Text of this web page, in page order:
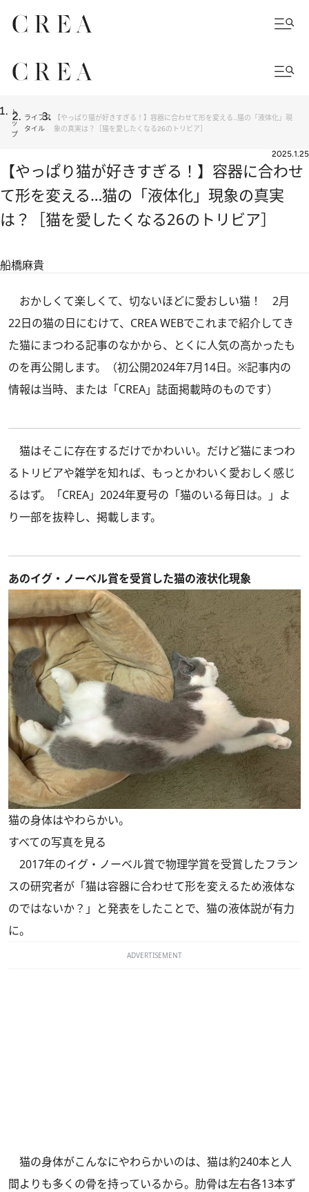
ト
ッ
プ
ライフス
タイル
【やっぱり猫が好きすぎる！】容器に合わせて形を変える…猫の「液体化」現
象の真実は？［猫を愛したくなる26のトリビア］
2025.1.25
【やっぱり猫が好きすぎる！】容器に合わせ
て形を変える…猫の「液体化」現象の真実
は？［猫を愛したくなる26のトリビア］
船橋麻貴
おかしくて楽しくて、切ないほどに愛おしい猫！ 2月
22日の猫の日にむけて、CREA WEBでこれまで紹介してき
た猫にまつわる記事のなかから、とくに人気の高かったも
のを再公開します。（初公開2024年7月14日。※記事内の
情報は当時、または「CREA」誌面掲載時のものです）
猫はそこに存在するだけでかわいい。だけど猫にまつわ
るトリビアや雑学を知れば、もっとかわいく愛おしく感じ
るはず。
「CREA」2024年夏号の「猫のいる毎日は。」よ
り一部を抜粋し、掲載します。
あのイグ・ノーベル賞を受賞した猫の液状化現象
猫の身体はやわらかい。
すべての写真を見る
2017年のイグ・ノーベル賞で物理学賞を受賞したフラン
スの研究者が「猫は容器に合わせて形を変えるため液体な
のではないか？」と発表をしたことで、猫の液体説が有力
に。
ADVERTISEMENT
猫の身体がこんなにやわらかいのは、猫は約240本と人
間よりも多くの骨を持っているから。肋骨は左右各13本ず